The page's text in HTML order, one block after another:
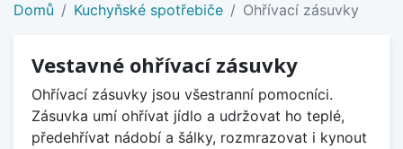
Domů Kuchyňské spotřebiče Ohřívací zásuvky
Vestavné ohřívací zásuvky
Ohřívací zásuvky jsou všestranní pomocníci.
Zásuvka umí ohřívat jídlo a udržovat ho teplé,
předehřívat nádobí a šálky, rozmrazovat i kynout